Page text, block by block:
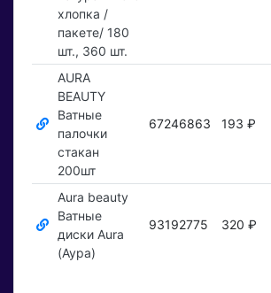
хлопка /
пакете/ 180
шт., 360 шт.
AURA
BEAUTY
Ватные
палочки
стакан
200шт
67246863 193 ₽
Aura beauty
Ватные
диски Aura
(Аура)
93192775 320 ₽